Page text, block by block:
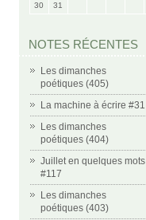
30
31
NOTES RÉCENTES
Les dimanches
poétiques (405)
La machine à écrire #31
Les dimanches
poétiques (404)
Juillet en quelques mots
#117
Les dimanches
poétiques (403)